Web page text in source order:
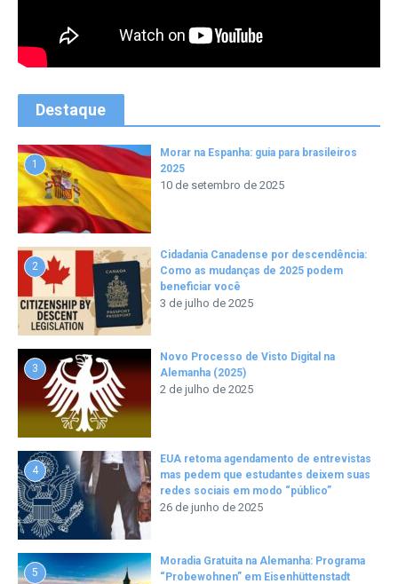
Destaque
1
Morar na Espanha: guia para brasileiros
2025
10 de setembro de 2025
2
Cidadania Canadense por descendência:
Como as mudanças de 2025 podem
beneficiar você
3 de julho de 2025
3
Novo Processo de Visto Digital na
Alemanha (2025)
2 de julho de 2025
4
EUA retoma agendamento de entrevistas
mas pedem que estudantes deixem suas
redes sociais em modo “público”
26 de junho de 2025
5
Moradia Gratuita na Alemanha: Programa
“Probewohnen” em Eisenhüttenstadt